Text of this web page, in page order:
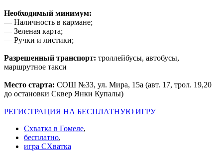
Необходимый минимум:
— Наличность в кармане;
— Зеленая карта;
— Ручки и листики;
Разрешенный транспорт: троллейбусы, автобусы,
маршрутное такси
Место старта: СОШ №33, ул. Мира, 15а (авт. 17, трол. 19,20
до остановки Сквер Янки Купалы)
РЕГИСТРАЦИЯ НА БЕСПЛАТНУЮ ИГРУ
Схватка в Гомеле,
бесплатно,
игра СХватка